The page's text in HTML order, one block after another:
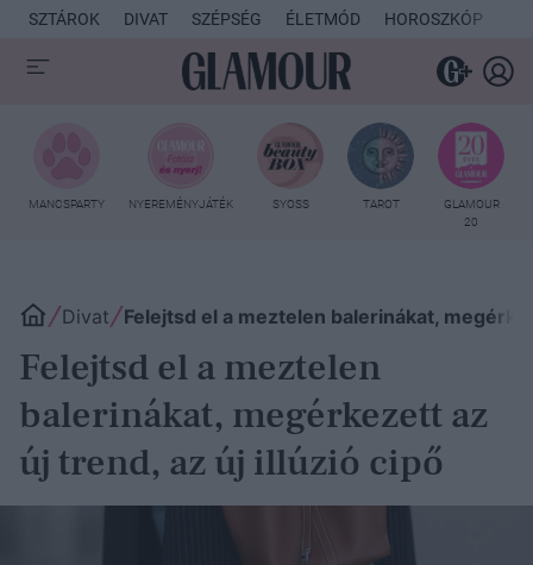
SZTÁROK DIVAT SZÉPSÉG ÉLETMÓD HOROSZKÓP
MANCSPARTY NYEREMÉNYJÁTÉK SYOSS TAROT
GLAMOUR
20
Divat Felejtsd el a meztelen balerinákat,
Felejtsd el a meztelen
balerinákat, megérkezett az
új trend, az új illúzió cipő